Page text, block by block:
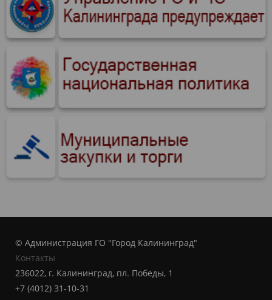
© Администрация ГО "Город Калининград"
Контакты
236022, г. Калининград, пл. Победы, 1
+7 (4012) 31-10-31